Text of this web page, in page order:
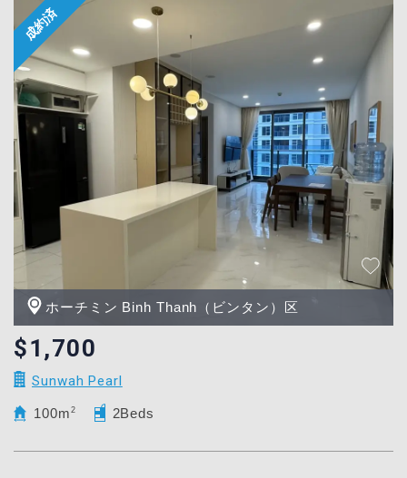
ホーチミン Binh Thanh（ビンタン）区
$1,700
Sunwah Pearl
100m 2 2Beds